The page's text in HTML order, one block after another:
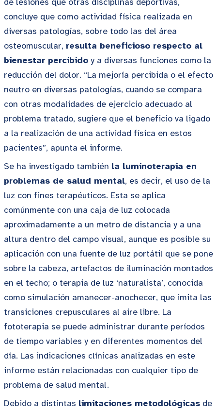
concluye que como actividad física realizada en
diversas patologías, sobre todo las del área
osteomuscular, resulta beneficioso respecto al
bienestar percibido y a diversas funciones como la
reducción del dolor. “La mejoría percibida o el efecto
neutro en diversas patologías, cuando se compara
con otras modalidades de ejercicio adecuado al
problema tratado, sugiere que el beneficio va ligado
a la realización de una actividad física en estos
pacientes”, apunta el informe.
Se ha investigado también la luminoterapia en
problemas de salud mental, es decir, el uso de la
luz con fines terapéuticos. Esta se aplica
comúnmente con una caja de luz colocada
aproximadamente a un metro de distancia y a una
altura dentro del campo visual, aunque es posible su
aplicación con una fuente de luz portátil que se pone
sobre la cabeza, artefactos de iluminación montados
en el techo; o terapia de luz ‘naturalista’, conocida
como simulación amanecer-anochecer, que imita las
transiciones crepusculares al aire libre. La
fototerapia se puede administrar durante períodos
de tiempo variables y en diferentes momentos del
día. Las indicaciones clínicas analizadas en este
informe están relacionadas con cualquier tipo de
problema de salud mental.
Debido a distintas limitaciones metodológicas de